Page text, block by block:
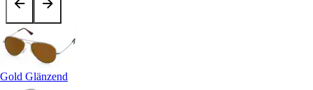
Gold Glänzend